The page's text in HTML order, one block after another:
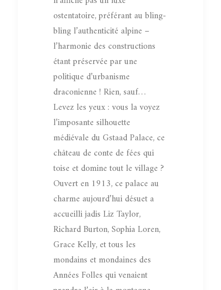
ostentatoire, préférant au bling-
bling l’authenticité alpine –
l’harmonie des constructions
étant préservée par une
politique d’urbanisme
draconienne ! Rien, sauf…
Levez les yeux : vous la voyez
l’imposante silhouette
médiévale du Gstaad Palace, ce
château de conte de fées qui
toise et domine tout le village ?
Ouvert en 1913, ce palace au
charme aujourd’hui désuet a
accueilli jadis Liz Taylor,
Richard Burton, Sophia Loren,
Grace Kelly, et tous les
mondains et mondaines des
Années Folles qui venaient